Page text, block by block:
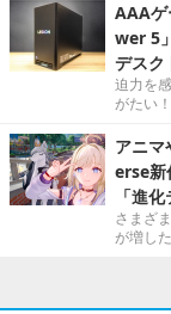
AAA
wer 5
デスク
迫力を
がたい！
アニマ
erse新
「進
さまざ
が増し